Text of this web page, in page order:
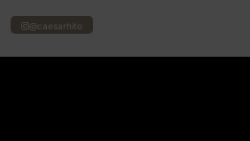
@caesarhito